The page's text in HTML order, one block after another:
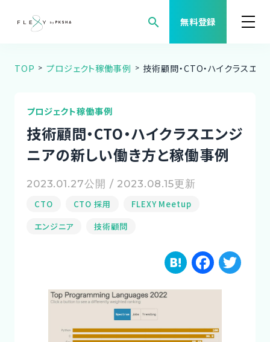
search 無料登録
案件検索
職種から案件を探す
FLEXYについて
よくある質問
コーディネーター紹介
TOP プロジェクト稼働事例 技術顧問・CTO・ハイクラスエ
プロジェクト稼働事例
技術顧問・CTO・ハイクラスエンジ
ニアの新しい働き方と稼働事例
2023.01.27公開 / 2023.08.15更新
CTO CTO 採用
FLEXY Meetup
エンジニア
技術顧問
H
a
n
F
a
e